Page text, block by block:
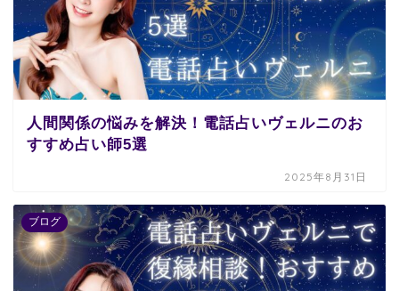
人間関係の悩みを解決！電話占いヴェルニのお
すすめ占い師5選
2025年8月31日
ブログ